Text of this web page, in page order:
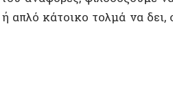
αυτοί είναι άστεγοι